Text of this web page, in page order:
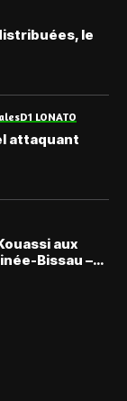
le
D1 LONATO
attaquant
aux
Bissau –